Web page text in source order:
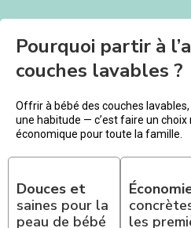
Pourquoi partir à
couches lavables ?
Offrir à bébé des couches
une habitude — c’est faire un choix
économique pour toute la famille.
Douces et
saines pour la
peau de bébé
les